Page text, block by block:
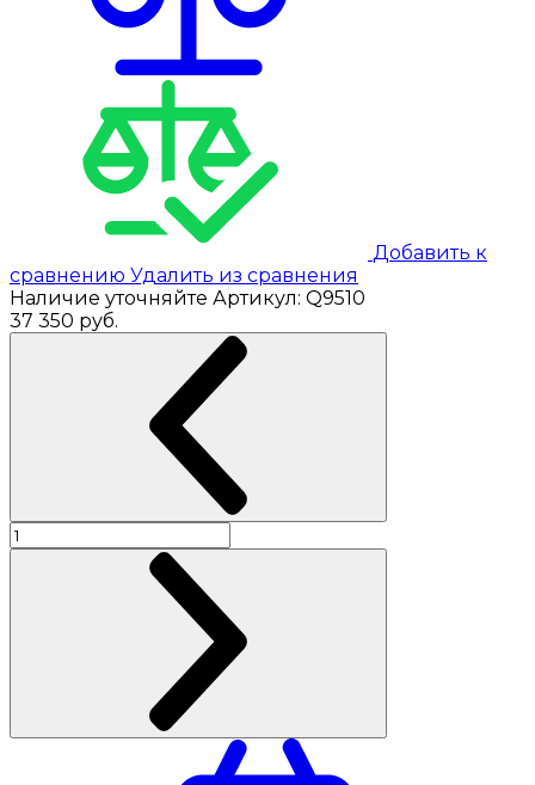
Добавить к
сравнению Удалить из сравнения
Наличие уточняйте Артикул: Q9510
37 350 руб.